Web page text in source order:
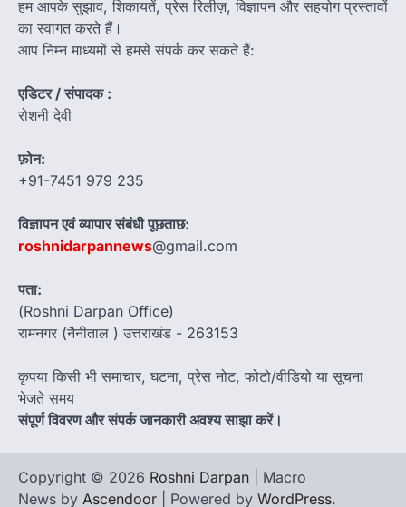
हम आपके सुझाव, शिकायतें, प्रेस रिलीज़, विज्ञापन और सहयोग प्रस्तावों
का स्वागत करते हैं।
आप निम्न माध्यमों से हमसे संपर्क कर सकते हैं:
एडिटर / संपादक :
रोशनी देवी
फ़ोन:
+91-7451 979 235
विज्ञापन एवं व्यापार संबंधी पूछताछ:
roshnidarpannews@gmail.com
पता:
(Roshni Darpan Office)
रामनगर (नैनीताल ) उत्तराखंड - 263153
कृपया किसी भी समाचार, घटना, प्रेस नोट, फोटो/वीडियो या सूचना
भेजते समय
संपूर्ण विवरण और संपर्क जानकारी अवश्य साझा करें।
Copyright © 2026 Roshni Darpan | Macro
News by Ascendoor | Powered by WordPress.